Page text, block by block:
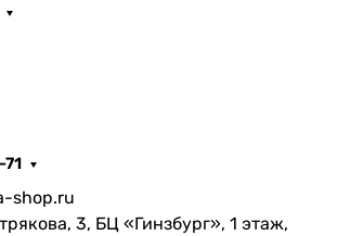
71
shop.ru
3, БЦ «Гинзбург», 1 этаж,